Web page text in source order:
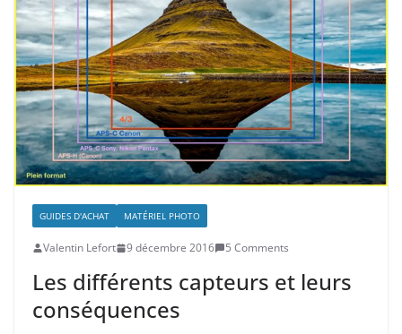
GUIDES D'ACHAT MATÉRIEL PHOTO
Valentin Lefort 9 décembre 2016 5 Comments
Les différents capteurs et leurs
conséquences